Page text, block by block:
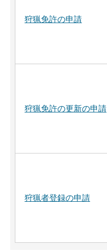
狩猟免許の申請
狩猟免許の更新の申請
狩猟者登録の申請